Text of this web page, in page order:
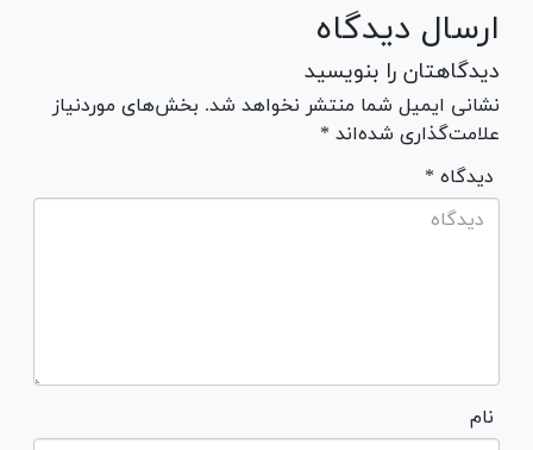
ارسال دیدگاه
دیدگاهتان را بنویسید
نشانی ایمیل شما منتشر نخواهد شد. بخش‌های موردنیاز
علامت‌گذاری شده‌اند *
* دیدگاه
نام